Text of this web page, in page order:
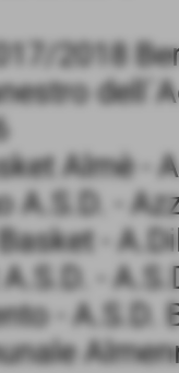
2018
Almè -
A.S.D. -
-
-
- A.S.D.